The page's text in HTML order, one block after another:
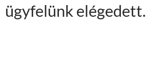
ügyfelünk elégedett.